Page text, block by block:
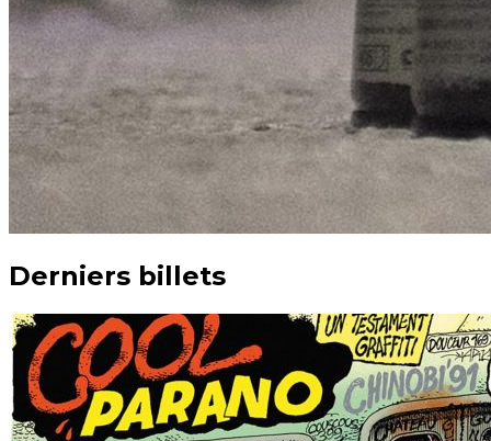
Derniers billets